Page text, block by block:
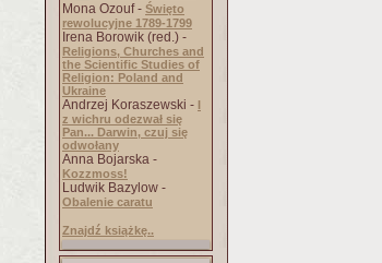
Mona Ozouf - Święto
rewolucyjne 1789-1799
Irena Borowik (red.) -
Religions, Churches and
the Scientific Studies of
Religion: Poland and
Ukraine
Andrzej Koraszewski - I
z wichru odezwał się
Pan... Darwin, czuj się
odwołany
Anna Bojarska -
Kozzmoss!
Ludwik Bazylow -
Obalenie caratu
Znajdź książkę..